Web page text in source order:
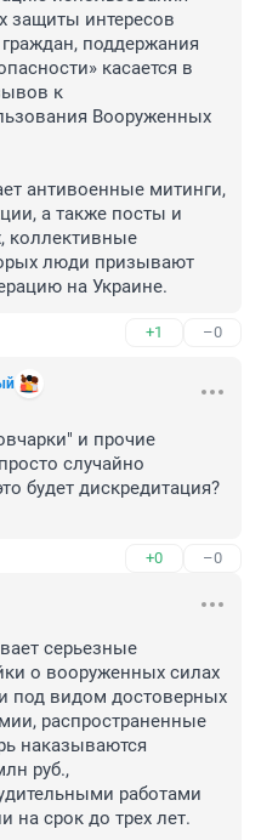
защиты интересов
поддержания
касается в
к
Вооруженных
антивоенные митинги,
а также посты и
коллективные
люди призывают
на Украине.
+1 –0
и прочие
случайно
будет дискредитация?
+0 –0
серьезные
о вооруженных силах
под видом достоверных
распространенные
наказываются
руб.,
работами
на срок до трех лет.